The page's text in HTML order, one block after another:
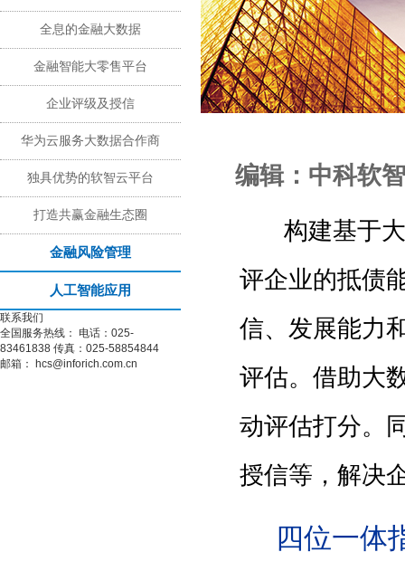
全息的金融大数据
金融智能大零售平台
企业评级及授信
华为云服务大数据合作商
独具优势的软智云平台
打造共赢金融生态圈
金融风险管理
人工智能应用
联系我们
全国服务热线：
电话：025-
83461838 传真：025-58854844
邮箱：
hcs@inforich.com.cn
编辑：中科软智
构建基于
评企业的抵债
信、发展能力
评估。借助大
动评估打分。
授信等，解决
四位一体